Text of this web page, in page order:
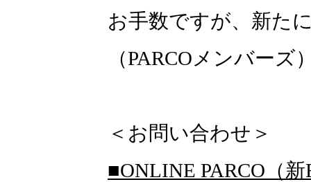
お手数ですが、新た
（PARCOメンバー
＜お問い合わせ＞
■ONLINE PARCO（新